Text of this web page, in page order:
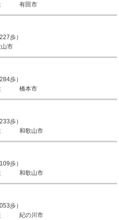
有田市
歩）
市
歩）
橋本市
歩）
和歌山市
歩）
和歌山市
歩）
紀の川市